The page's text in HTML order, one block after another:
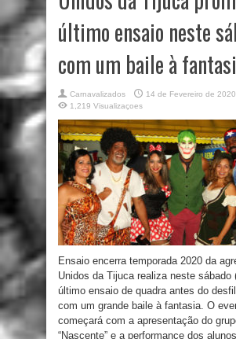
último ensaio neste
com um baile à
Carnavalizados 14 de Fevereiro de 2020
1,219 Visualizaçoes
Ensaio encerra temporada 2020 da
Unidos da Tijuca realiza neste sábado
último ensaio de quadra antes do
com um grande baile à fantasia. O
começará com a apresentação do
“Nascente” e a performance dos